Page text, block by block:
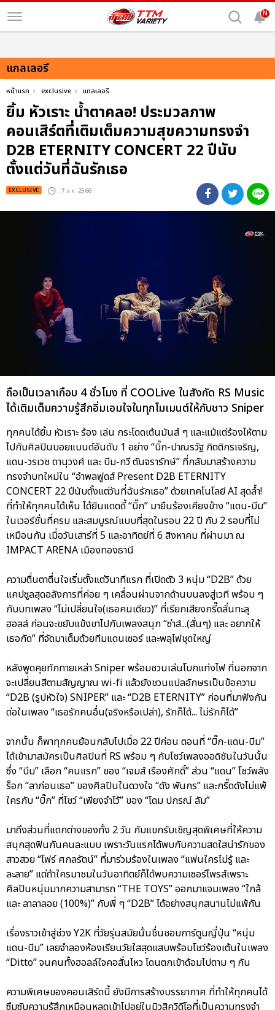
N
แกลเลอรี
หน้าแรก exclusive แกลเลอรี
ยิ้ม หัวเราะ น้ำตาคลอ! ประมวลภาพ
คอนเสิร์ตที่เติมเต็มความสุขความทรงจำ
D2B ETERNITY CONCERT 22 ปีนับ
ตั้งแต่วันที่ฉันรักเธอ
EXCLUSIVE : 7 ส.ค. 2566
ถือเป็นเวลาเกือบ 4 ชั่วโมง ที่ COOLive ในสังกัด RS Music
ได้เติมเต็มความรู้สึกอิ่มเอมใจในทุกโมเมนต์ให้กับชาว Sniper
ทุกคนได้ยิ้ม หัวเราะ ร้อง เล่น กระโดดเต้นมันส์ ๆ และแม้แต่ร้องไห้ตาม
ไปกับศิลปินบอยแบนด์อันดับ 1 อย่าง “บิ๊ก-ปาณรวัฐ กิตติกรเจริญ,
แดน-วรเวช ดานุวงศ์ และ บีม-กวี ตันจรารักษ์” ที่กลับมาสร้างความ
ทรงจำบทใหม่ใน “อำพลฟูดส์ Present D2B ETERNITY
CONCERT 22 ปีนับตั้งแต่วันที่ฉันรักเธอ” ด้วยเทคโนโลยี AI สุดล้ำ!
ที่ทำให้ทุกคนได้เห็น ได้ยินแดดดี้ “บิ๊ก” มายืนร้องเคียงข้าง “แดน-บีม”
ในเวอร์ชั่นที่ครบ และสมบูรณ์แบบที่สุดในรอบ 22 ปี กับ 2 รอบที่ไม่
เหมือนกัน เมื่อวันเสาร์ที่ 5 และอาทิตย์ที่ 6 สิงหาคม ที่ผ่านมา ณ
IMPACT ARENA เมืองทองธานี
ความตื่นตาตื่นใจเริ่มตั้งแต่วินาทีแรก ที่เปิดตัว 3 หนุ่ม “D2B” ด้วย
แคปซูลสุดอลังการที่ค่อย ๆ เคลื่อนผ่านจากด้านบนลงสู่เวที พร้อม ๆ
กับบทเพลง “ไม่เปลี่ยนใจ(เธอคนเดียว)” ที่เรียกเสียงกรี๊ดลั่นทะลุ
ฮอลล์ ก่อนจะขยับแข้งขาไปกับเพลงสนุก “ซ่าส์...(สั่นๆ) และ อยากให้
เธอกัด” ที่จัดมาเต็มด้วยทีมแดนเซอร์ และพลุไฟชุดใหญ่
หลังพูดคุยทักทายเหล่า Sniper พร้อมชวนเล่นโบกแท่งไฟ ที่นอกจาก
จะเปลี่ยนสีตามสัญญาณ wi-fi แล้วยังชวนแปลอักษรเป็นข้อความ
“D2B (รูปหัวใจ) SNIPER” และ “D2B ETERNITY” ก่อนที่มาฟังกัน
ต่อในเพลง “เธอรักคนอื่น(จริงหรือเปล่า), รักก็ได้... ไม่รักก็ได้”
จากนั้น ก็พาทุกคนย้อนกลับไปเมื่อ 22 ปีก่อน ตอนที่ “บิ๊ก-แดน-บีม”
ได้เข้ามาสมัครเป็นศิลปินที่ RS พร้อม ๆ กับโชว์เพลงออดิชันในวันนั้น
ซึ่ง “บีม” เลือก “คนแรก” ของ “เจมส์ เรืองศักดิ์” ส่วน “แดน” โชว์พลัง
ร็อก “ลาก่อนเธอ” ของศิลปินในดวงใจ “ดัง พันกร” และกรี๊ดดังไม่แพ้
ใครกับ “บิ๊ก” ที่โชว์ “เพียงจำไว้” ของ “โดม ปกรณ์ ลัม”
มาถึงส่วนที่แตกต่างของทั้ง 2 วัน กับแขกรับเชิญสุดพิเศษที่ให้ความ
สนุกสุดฟินกันคนละแบบ เพราะวันแรกได้พบกับความสดใสน่ารักของ
สาวสวย “โฟร์ ศกลรัตน์” ที่มาร่วมร้องในเพลง “แฟนใครไม่รู้ และ
ละลาย” แต่ถ้าใครมาชมในวันอาทิตย์ก็ได้พบความเซอร์ไพรส์เพราะ
ศิลปินหนุ่มมากความสามารถ “THE TOYS” ออกมาแจมเพลง “ใกล้
และ ลาลาลอย (100%)” กับพี่ ๆ “D2B” ได้อย่างสนุกสนานไม่แพ้กัน
เรื่องราวเข้าสู่ช่วง Y2K ที่วัยรุ่นสมัยนั้นชื่นชอบการ์ตูนญี่ปุ่น “หนุ่ม
แดน-บีม” เลยจำลองห้องเรียนวัยใสสุดแสบพร้อมโชว์ร้องเต้นในเพลง
“Ditto” จนคนทั้งฮอลล์ใจคอสั่นไหว โดนตกเข้าด้อมไปตาม ๆ กัน
ความพิเศษของคอนเสิร์ตนี้ ยังมีการสร้างบรรยากาศ ที่ทำให้ทุกคนได้
ซึมซับความรู้สึกเหมือนหลุดเข้าไปอยู่ในมิวสิควิดีโอที่เป็นความทรงจำ